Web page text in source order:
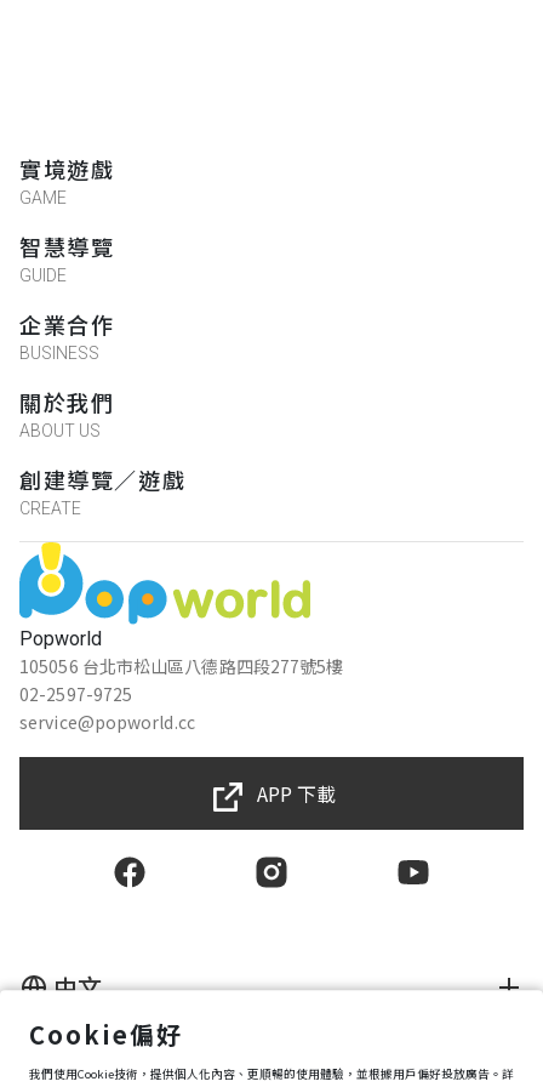
Popworld
105056 台北市松山區八德路四段277號5樓
02-2597-9725
service@popworld.cc
實境遊戲
GAME
智慧導覽
GUIDE
企業合作
BUSINESS
關於我們
ABOUT US
創建導覽／遊戲
CREATE
APP 下載
隱私權保護政策
中文
Cookie偏好
我們使用Cookie技術，提供個人化內容、更順暢的使用體驗，並根據用戶偏好投放廣告。詳